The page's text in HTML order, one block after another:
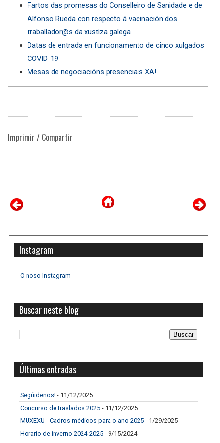
Fartos das promesas do Conselleiro de Sanidade e de
Alfonso Rueda con respecto á vacinación dos
traballador@s da xustiza galega
Datas de entrada en funcionamento de cinco xulgados
COVID-19
Mesas de negociacións presenciais XA!
Imprimir / Compartir
Instagram
O noso Instagram
Buscar neste blog
Últimas entradas
Segúidenos! - 11/12/2025
Concurso de traslados 2025 - 11/12/2025
MUXEXU - Cadros médicos para o ano 2025 - 1/29/2025
Horario de inverno 2024-2025 - 9/15/2024